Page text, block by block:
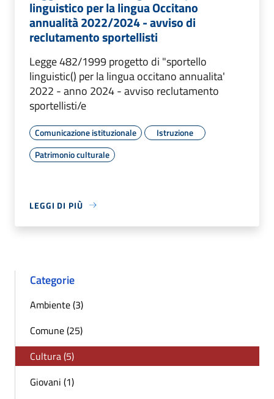
linguistico per la lingua Occitano
annualità 2022/2024 - avviso di
reclutamento sportellisti
Legge 482/1999 progetto di "sportello
linguistic() per la lingua occitano annualita'
2022 - anno 2024 - avviso reclutamento
sportellisti/e
Comunicazione istituzionale
Istruzione
Patrimonio culturale
LEGGI DI PIÙ
Categorie
Ambiente (3)
Comune (25)
Cultura (5)
Giovani (1)